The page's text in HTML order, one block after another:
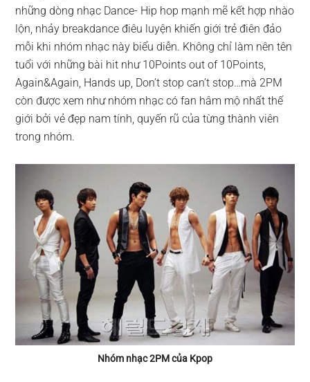
những dòng nhạc Dance- Hip hop mạnh mẽ kết hợp nhào
lộn, nhảy breakdance điêu luyện khiến giới trẻ điên đảo
mỗi khi nhóm nhạc này biểu diễn. Không chỉ làm nên tên
tuổi với những bài hit như 10Points out of 10Points,
Again&Again, Hands up, Don’t stop can’t stop…mà 2PM
còn được xem như nhóm nhạc có fan hâm mộ nhất thế
giới bởi vẻ đẹp nam tính, quyến rũ của từng thành viên
trong nhóm.
Nhóm nhạc 2PM của Kpop